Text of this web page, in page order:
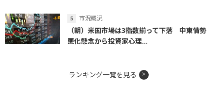
市況概況
（朝）米国市場は3指数揃って下落 中東情勢
悪化懸念から投資家心理...
ランキング一覧を見る